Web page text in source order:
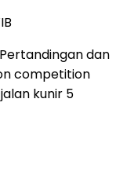
dan
competition
kunir 5